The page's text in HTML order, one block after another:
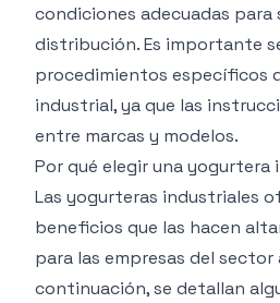
condiciones adecuadas
distribución. Es importante
procedimientos específicos
industrial, ya que las
entre marcas y modelos.
Por qué elegir una yogurtera
Las yogurteras industriales
beneficios que las hacen
para las empresas del sector
continuación, se detallan